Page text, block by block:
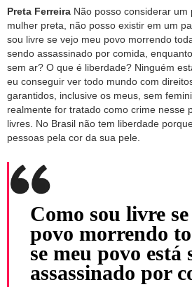
Preta Ferreira Não posso considerar
mulher preta, não posso existir em um
sou livre se vejo meu povo morrendo
sendo assassinado por comida,
sem ar? O que é liberdade? Ninguém
eu conseguir ver todo mundo com
garantidos, inclusive os meus, sem
realmente for tratado como crime nesse
livres. No Brasil não tem liberdade
pessoas pela cor da sua pele.
Como sou livre
povo morrendo
se meu povo está
assassinado por